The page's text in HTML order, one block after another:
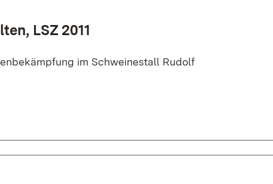
LSZ 2011
im Schweinestall Rudolf